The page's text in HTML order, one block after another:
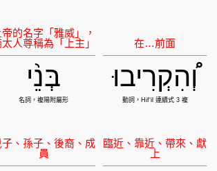
וְ֠הִקְרִיבוּ בְּנֵ֨י